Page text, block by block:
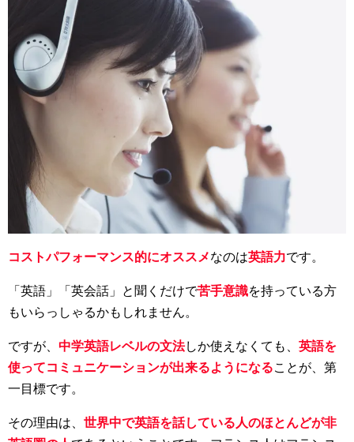
コストパフォーマンス的にオススメなのは英語力です。
「英語」「英会話」と聞くだけで苦手意識を持っている方
もいらっしゃるかもしれません。
ですが、 中学英語レベルの文法しか使えなくても、 英語を
使ってコミュニケーションが出来るようになることが、第
一目標です。
その理由は、 世界中で英語を話している人のほとんどが非